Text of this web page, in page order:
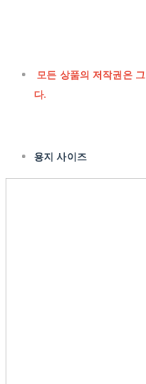
모든 상품의 저작권은
다.
용지 사이즈